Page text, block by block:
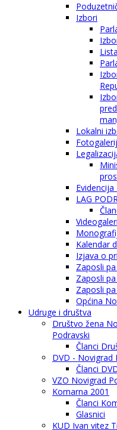
Izbori
Lokalni
LAG
Kalendar
Izjava o
Zaposli
Zaposli
Zaposli
Općina
Udruge i društva
Društvo žena
Podravski
Članci
DVD - Novigrad
Članci
VZO Novigrad
Komarna 2001
Članci
Glasnici
KUD Ivan vitez